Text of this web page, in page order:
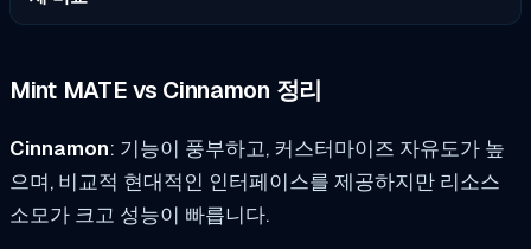
Mint MATE vs Cinnamon 정리
Cinnamon: 기능이 풍부하고, 커스터마이즈 자유도가 높
으며, 비교적 현대적인 인터페이스를 제공하지만 리소스
소모가 크고 성능이 빠릅니다.